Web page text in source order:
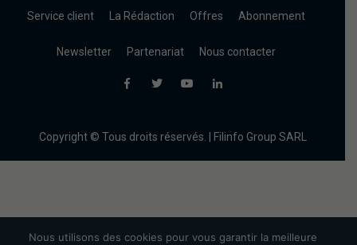
Service client La Rédaction Offres Abonnement
Newsletter Partenariat Nous contacter
Copyright © Tous droits réservés. | Filinfo Group SARL
Nous utilisons des cookies pour vous garantir la meilleure